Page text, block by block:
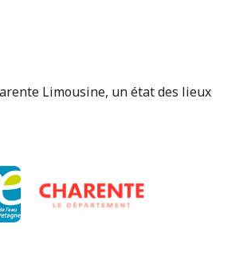
Limousine, un état des lieux